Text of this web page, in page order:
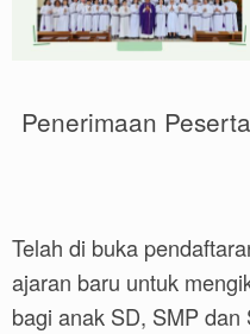
Penerimaan
Telah di buka
ajaran baru untuk
bagi anak SD, SMP